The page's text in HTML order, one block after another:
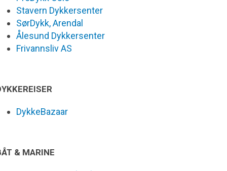
Stavern Dykkersenter
SørDykk, Arendal
Ålesund Dykkersenter
Frivannsliv AS
DykkeBazaar
& MARINE